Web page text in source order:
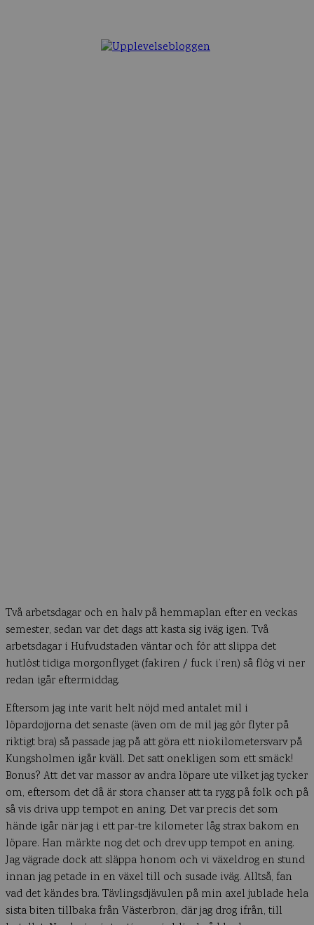
Två arbetsdagar och en halv på hemmaplan efter en veckas
semester, sedan var det dags att kasta sig iväg igen. Två
arbetsdagar i Hufvudstaden väntar och för att slippa det
hutlöst tidiga morgonflyget (fakiren / fuck i’ren) så flög vi ner
redan igår eftermiddag.
Eftersom jag inte varit helt nöjd med antalet mil i
löpardojjorna det senaste (även om de mil jag gör flyter på
riktigt bra) så passade jag på att göra ett niokilometersvarv på
Kungsholmen igår kväll. Det satt onekligen som ett smäck!
Bonus? Att det var massor av andra löpare ute vilket jag tycker
om, eftersom det då är stora chanser att ta rygg på folk och på
så vis driva upp tempot en aning. Det var precis det som
hände igår när jag i ett par-tre kilometer låg strax bakom en
löpare. Han märkte nog det och drev upp tempot en aning.
Jag vägrade dock att släppa honom och vi växeldrog en stund
innan jag petade in en växel till och susade iväg. Alltså, fan
vad det kändes bra. Tävlingsdjävulen på min axel jublade hela
sista biten tillbaka från Västerbron, där jag drog ifrån, till